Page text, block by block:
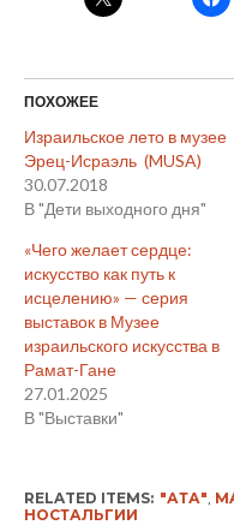
ПОХОЖЕЕ
Израильское лето в музее
Эрец-Исраэль (MUSA)
30.07.2018
В "Дети выходного дня"
«Чего желает сердце:
искусство как путь к
исцелению» — серия
выставок в Музее
израильского искусства в
Рамат-Гане
27.01.2025
В "Выставки"
RELATED ITEMS: "АТА"
НОСТАЛЬГИИ